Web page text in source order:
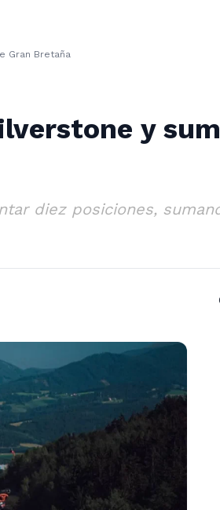
Gran Bretaña
y
diez posiciones,